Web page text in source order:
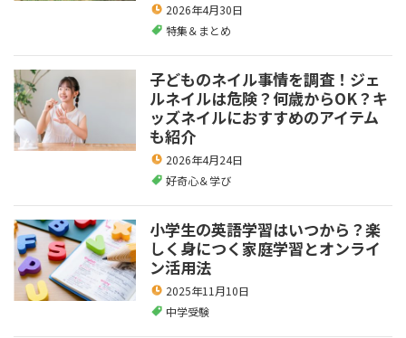
2026年4月30日
特集＆まとめ
子どものネイル事情を調査！ジェ
ルネイルは危険？何歳からOK？キ
ッズネイルにおすすめのアイテム
も紹介
2026年4月24日
好奇心＆学び
小学生の英語学習はいつから？楽
しく身につく家庭学習とオンライ
ン活用法
2025年11月10日
中学受験